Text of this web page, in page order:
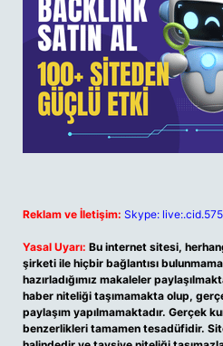
Reklam ve İletişim: Skype:
Yasal Uyarı: Bu internet sitesi,
şirketi ile hiçbir bağlantısı
hazırladığımız makaleler
haber niteliği taşımamakta olup,
paylaşım yapılmamaktadır. Gerçek
benzerlikleri tamamen tesadüfidir.